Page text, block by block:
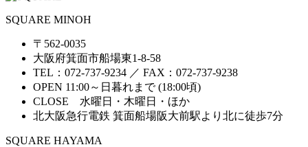
SQUARE MINOH
〒562-0035
大阪府箕面市船場東1-8-58
TEL：072-737-9234 ／ FAX：072-737-9238
OPEN 11:00～日暮れまで (18:00頃)
CLOSE 水曜日・木曜日・ほか
北大阪急行電鉄 箕面船場阪大前駅より北に徒歩7分
SQUARE HAYAMA